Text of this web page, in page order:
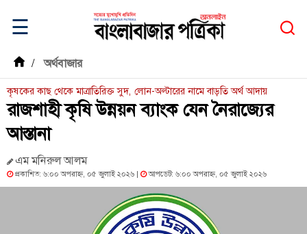
☰
/ অর্থবাজার
কৃষকের কাছ থেকে মাত্রাতিরিক্ত সুদ, লোন-অল্টারের নামে বাড়তি অর্থ আদায়
রাজশাহী কৃষি উন্নয়ন ব্যাংক যেন নৈরাজ্যের
আস্তানা
এম মনিরুল আলম
প্রকাশিত: ৬:০০ অপরাহ্ন, ০৫ জুলাই ২০২৬ | আপডেট: ৬:০০ অপরাহ্ন, ০৫ জুলাই ২০২৬